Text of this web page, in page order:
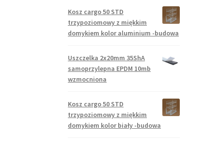
Kosz cargo 50 STD
trzypoziomowy z miękkim
domykiem kolor aluminium -budowa
Uszczelka 2x20mm 35ShA
samoprzylepna EPDM 10mb
wzmocniona
Kosz cargo 50 STD
trzypoziomowy z miękkim
domykiem kolor biały -budowa